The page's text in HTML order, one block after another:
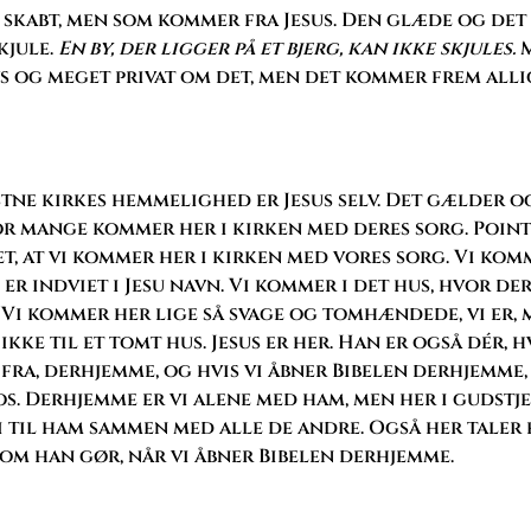
men som kommer fra Jesus. Den glæde og
En by, der ligger på et bjerg, kan ikke skjules.
og meget privat om det, men det kommer frem
kirkes hemmelighed er Jesus selv. Det gælder
mange kommer her i kirken med deres sorg.
at vi kommer her i kirken med vores sorg. Vi
er indviet i Jesu navn. Vi kommer i det hus, hvor
Vi kommer her lige så svage og tomhændede, vi er,
til et tomt hus. Jesus er her. Han er også dér,
derhjemme, og hvis vi åbner Bibelen
Derhjemme er vi alene med ham, men her i
ham sammen med alle de andre. Også her
han gør, når vi åbner Bibelen derhjemme.